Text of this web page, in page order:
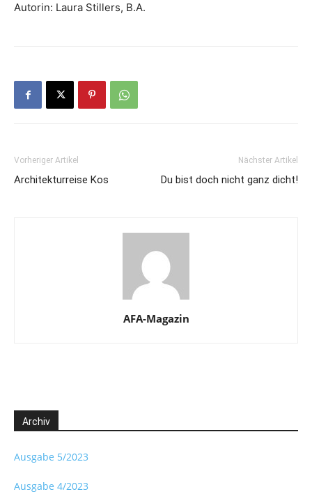
Autorin: Laura Stillers, B.A.
Vorheriger Artikel
Architekturreise Kos
Nächster Artikel
Du bist doch nicht ganz dicht!
AFA-Magazin
Archiv
Ausgabe 5/2023
Ausgabe 4/2023